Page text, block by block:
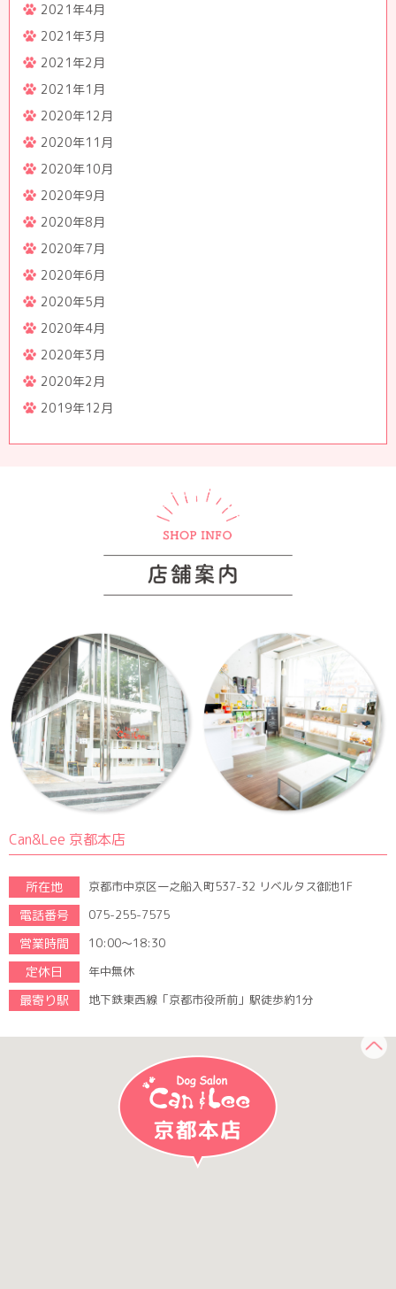
2021年4月
2021年3月
2021年2月
2021年1月
2020年12月
2020年11月
2020年10月
2020年9月
2020年8月
2020年7月
2020年6月
2020年5月
2020年4月
2020年3月
2020年2月
2019年12月
Can&Lee 京都本店
所在地 京都市中京区一之船入町537-32 リベルタス御池1F
電話番号 075-255-7575
営業時間 10:00～18:30
定休日 年中無休
最寄り駅 地下鉄東西線「京都市役所前」駅徒歩約1分